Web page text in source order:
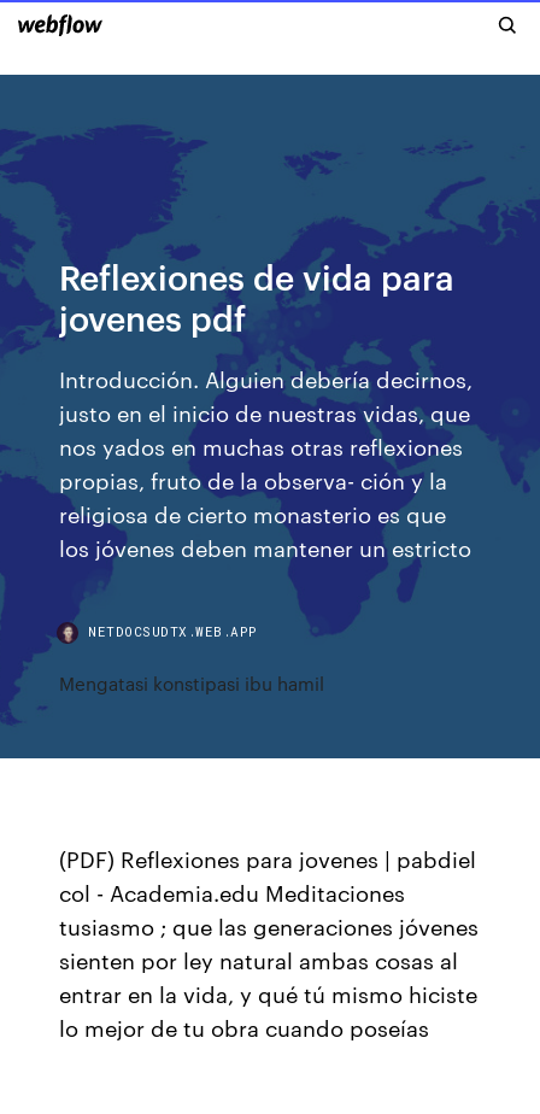
Reflexiones de vida para
jovenes pdf
Introducción. Alguien debería decirnos,
justo en el inicio de nuestras vidas, que
nos yados en muchas otras reflexiones
propias, fruto de la observa- ción y la
religiosa de cierto monasterio es que
los jóvenes deben mantener un estricto
NETDOCSUDTX.WEB.APP
Mengatasi konstipasi ibu hamil
(PDF) Reflexiones para jovenes | pabdiel
col - Academia.edu Meditaciones
tusiasmo ; que las generaciones jóvenes
sienten por ley natural ambas cosas al
entrar en la vida, y qué tú mismo hiciste
lo mejor de tu obra cuando poseías